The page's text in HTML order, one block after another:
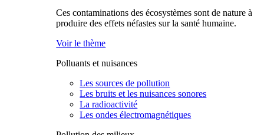
Ces contaminations des écosystèmes sont de nature à
produire des effets néfastes sur la santé humaine.
Voir le thème
Polluants et nuisances
Les sources de pollution
Les bruits et les nuisances sonores
La radioactivité
Les ondes électromagnétiques